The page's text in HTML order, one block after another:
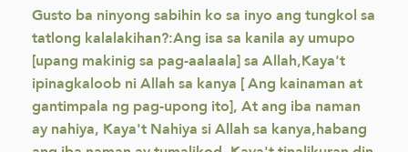
Gusto ba ninyong sabihin ko sa inyo ang tungkol sa
tatlong kalalakihan?:Ang isa sa kanila ay umupo
[upang makinig sa pag-aalaala] sa Allah,Kaya't
ipinagkaloob ni Allah sa kanya [ Ang kainaman at
gantimpala ng pag-upong ito], At ang iba naman
ay nahiya, Kaya't Nahiya si Allah sa kanya,habang